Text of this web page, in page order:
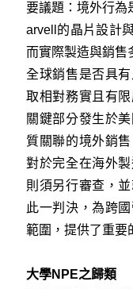
要議題：境外行為
arvell的晶片設計
而實際製造與銷售
全球銷售是否具
取相對務實且有
關鍵部分發生於
質關聯的境外銷
對於完全在海外
則須另行審查，
此一判決，為跨
範圍，提供了重要
大學NPE之歸類